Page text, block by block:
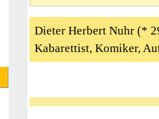
Dieter Herbert Nuhr (*
Kabarettist, Komiker,